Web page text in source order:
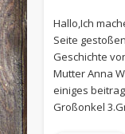
Hallo,Ich
Seite
Geschichte
Mutter Anna
einiges
Großonkel